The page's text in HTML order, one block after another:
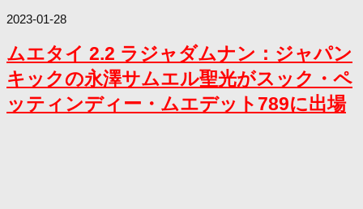
2023-01-28
ムエタイ 2.2 ラジャダムナン：ジャパン
キックの永澤サムエル聖光がスック・ペ
ッティンディー・ムエデット789に出場